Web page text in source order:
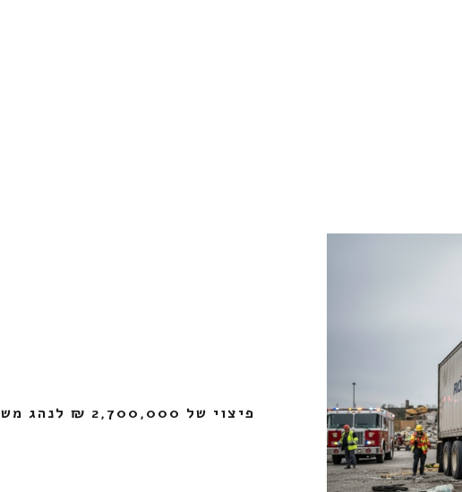
פיצוי של 2,700,000 ₪ לנהג משאית שהוכר כתאונת עבודה